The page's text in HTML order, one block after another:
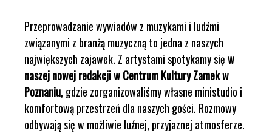
Przeprowadzanie wywiadów z muzykami i ludźmi
związanymi z branżą muzyczną to jedna z naszych
największych zajawek. Z artystami spotykamy sięw
naszej nowej redakcji w Centrum Kultury Zamek w
Poznaniu, gdzie zorganizowaliśmy własne ministudio i
komfortową przestrzeń dla naszych gości. Rozmowy
odbywają się w możliwie luźnej, przyjaznej atmosferze.